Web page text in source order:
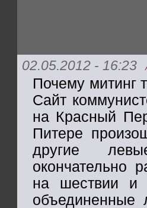
02.05.2012 - 16:23
Почему митинг
Сайт
на Красный
Питере
другие
окончательно
на шествии и
объединенные